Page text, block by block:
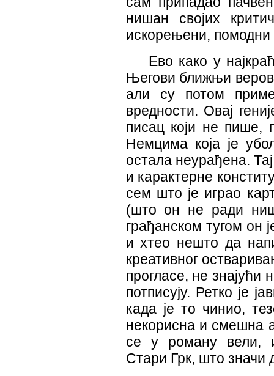
нишан својих
искорењени,
Ево како у
Његови ближњи
али су потом
вредности. Овај
писац који не пише,
Немцима која је
остала неурађена.
и карактерне
сем што је играо
(што он не ради
грађанском тугом он
и хтео нешто да
креативног
прогласе, не знајући
потписују. Ретко је
када је то чинио,
некорисна и смешна
се у роману вели,
Стари Грк, што значи